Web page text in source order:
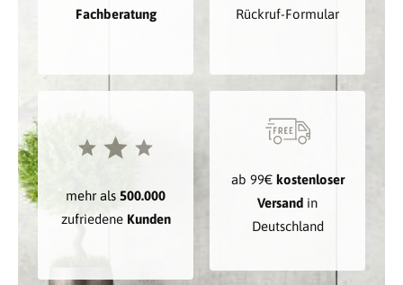
Fachberatung
Rückruf-Formular
mehr als 500.000
zufriedene Kunden
ab 99€ kostenloser
Versand in
Deutschland